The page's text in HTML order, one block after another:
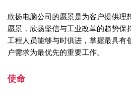
欣扬电脑公司的愿景是为客户提供理
愿景，欣扬坚信与工业改革的趋势保
工程人员能够与时俱进，掌握最具有
户需求为最优先的重要工作。
使命